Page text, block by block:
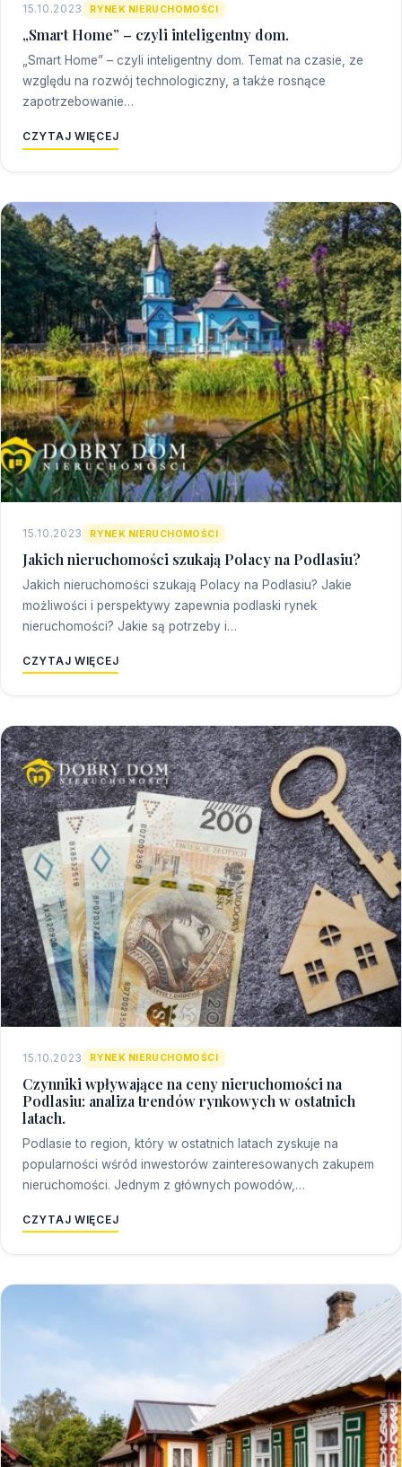
15.10.2023 RYNEK NIERUCHOMOŚCI
„Smart Home” – czyli inteligentny dom.
„Smart Home” – czyli inteligentny dom. Temat na czasie, ze
względu na rozwój technologiczny, a także rosnące
zapotrzebowanie…
CZYTAJ WIĘCEJ
15.10.2023 RYNEK NIERUCHOMOŚCI
Jakich nieruchomości szukają Polacy na Podlasiu?
Jakich nieruchomości szukają Polacy na Podlasiu? Jakie
możliwości i perspektywy zapewnia podlaski rynek
nieruchomości? Jakie są potrzeby i…
CZYTAJ WIĘCEJ
15.10.2023 RYNEK NIERUCHOMOŚCI
Czynniki wpływające na ceny nieruchomości na
Podlasiu: analiza trendów rynkowych w ostatnich
latach.
Podlasie to region, który w ostatnich latach zyskuje na
popularności wśród inwestorów zainteresowanych zakupem
nieruchomości. Jednym z głównych powodów,…
CZYTAJ WIĘCEJ